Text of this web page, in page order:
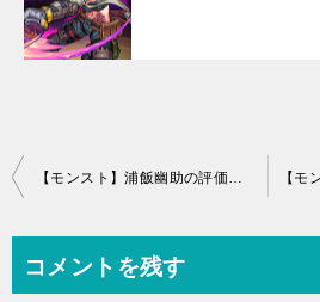
投
ビ
【モンスト】浦飯幽助の評価とわくわくの実(うらめしゆうすけ)
コメントを残す